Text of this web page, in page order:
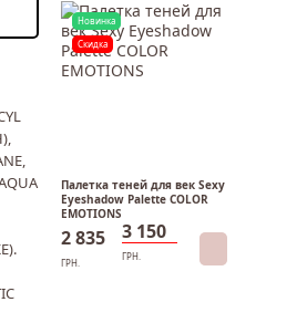
Новинка
Скидка
Палетка теней для век Sexy
Eyeshadow Palette COLOR
EMOTIONS
2 835
ГРН.
3 150
ГРН.